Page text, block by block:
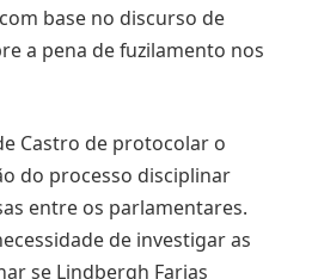
base no discurso de
a pena de fuzilamento nos
Castro de protocolar o
do processo disciplinar
entre os parlamentares.
de investigar as
se Lindbergh Farias